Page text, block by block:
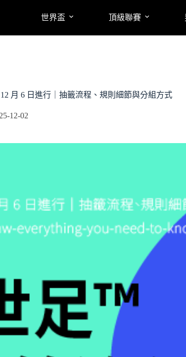
世界盃 頂級聯賽
月 6 日進行｜抽籤流程、規則細節與分組方式
12-02